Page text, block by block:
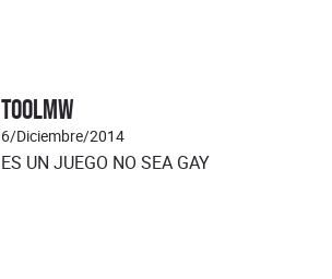
TOOLMW
6/Diciembre/2014
ES UN JUEGO NO SEA GAY